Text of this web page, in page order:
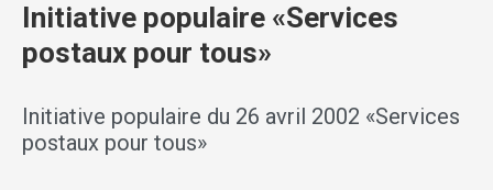
Initiative populaire «Services
postaux pour tous»
Initiative populaire du 26 avril 2002 «Services
postaux pour tous»